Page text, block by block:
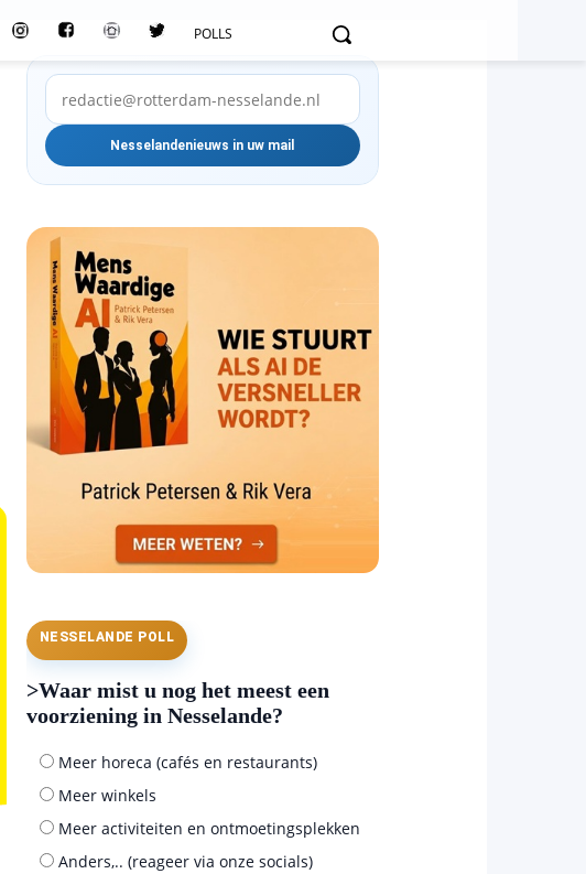
POLLS
NESSELANDE POLL
>Waar mist u nog het meest een
voorziening in Nesselande?
Meer horeca (cafés en restaurants)
Meer winkels
Meer activiteiten en ontmoetingsplekken
Anders,.. (reageer via onze socials)